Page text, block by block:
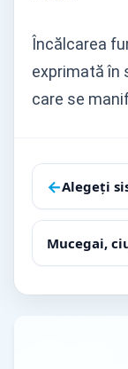
Încălcarea
exprimată în
care se
în
←Alegeţi
Mucegai,